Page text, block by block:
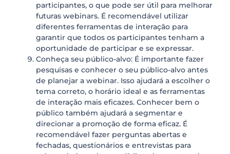
participantes, o que pode ser útil para melhorar
futuras webinars. É recomendável utilizar
diferentes ferramentas de interação para
garantir que todos os participantes tenham a
oportunidade de participar e se expressar.
Conheça seu público-alvo: É importante fazer
pesquisas e conhecer o seu público-alvo antes
de planejar a webinar. Isso ajudará a escolher o
tema correto, o horário ideal e as ferramentas
de interação mais eficazes. Conhecer bem o
público também ajudará a segmentar e
direcionar a promoção de forma eficaz. É
recomendável fazer perguntas abertas e
fechadas, questionários e entrevistas para